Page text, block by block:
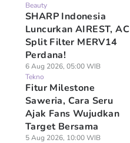
Beauty
SHARP Indonesia
Luncurkan AIREST, AC
Split Filter MERV14
Perdana!
6 Aug 2026, 05:00 WIB
Tekno
Fitur Milestone
Saweria, Cara Seru
Ajak Fans Wujudkan
Target Bersama
5 Aug 2026, 10:00 WIB